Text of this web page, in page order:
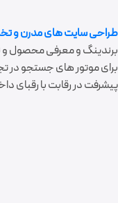
طراحی سایت های مدرن و
برندینگ و معرفی محصول و
برای موتور های جستجو در
پیشرفت در رقابت با رقبای